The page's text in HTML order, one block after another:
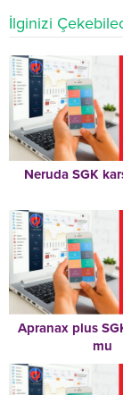
İlginizi
Neruda SGK
Apranax plus
mu